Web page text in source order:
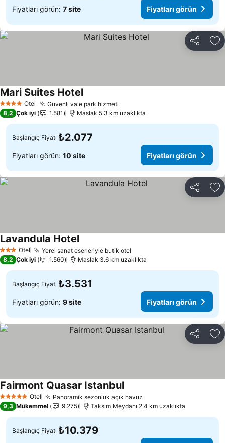
Fiyatları görün: 7 site Fiyatları görün
Paylaş
4 Yıldız Otel Güvenli vale park hizmeti
Mari Suites HotelFiyatları görün
8,2 Çok iyi 1.581 Maslak 5.3 km uzaklıkta
Başlangıç Fiyatı ₺2.077
Fiyatları görün: 10 site Fiyatları görün
Paylaş
3 YıldızOtel Yerel sanat eserleriyle butik otel
Lavandula HotelFiyatları görün
8,2 Çok iyi 1.560 Maslak 3.6 km uzaklıkta
Başlangıç Fiyatı ₺3.531
Fiyatları görün: 9 site Fiyatları görün
Paylaş
5 Yıldız Otel Panoramik sezonluk açık havuz
Fairmont Quasar IstanbulFiyatları görün
9,3 Mükemmel 9.275 Taksim Meydanı 2.4 km uzaklıkta
Başlangıç Fiyatı ₺10.379